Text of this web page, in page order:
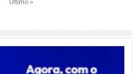
Último »